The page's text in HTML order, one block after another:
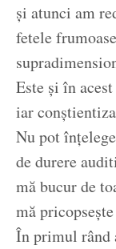
și atunci am
fetele
Este și în
iar
Nu pot
de durere
mă bucur de
mă
În primul rând